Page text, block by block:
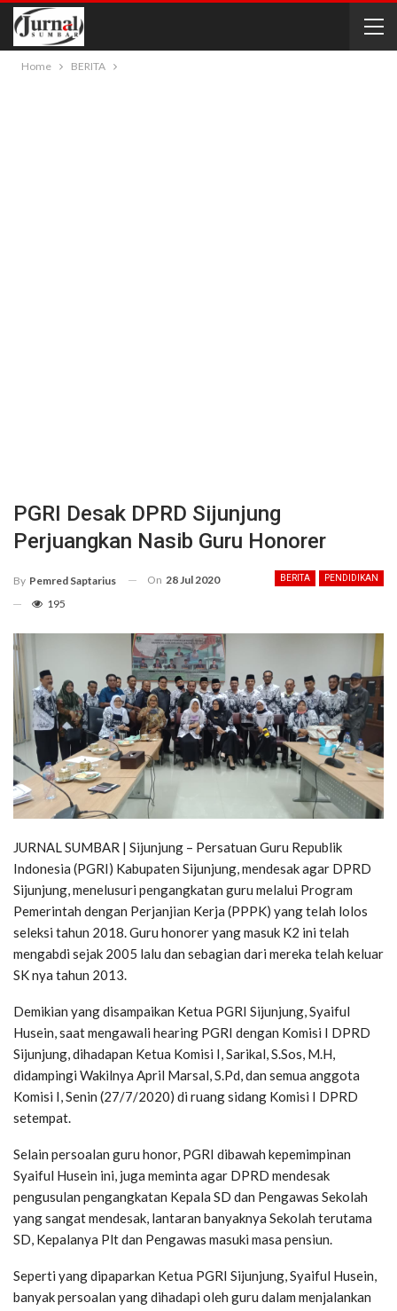
Home BERITA
PGRI Desak DPRD Sijunjung
Perjuangkan Nasib Guru Honorer
BERITA PENDIDIKAN
By Pemred Saptarius On 28 Jul 2020
195
JURNAL SUMBAR | Sijunjung – Persatuan Guru Republik
Indonesia (PGRI) Kabupaten Sijunjung, mendesak agar DPRD
Sijunjung, menelusuri pengangkatan guru melalui Program
Pemerintah dengan Perjanjian Kerja (PPPK) yang telah lolos
seleksi tahun 2018. Guru honorer yang masuk K2 ini telah
mengabdi sejak 2005 lalu dan sebagian dari mereka telah keluar
SK nya tahun 2013.
Demikian yang disampaikan Ketua PGRI Sijunjung, Syaiful
Husein, saat mengawali hearing PGRI dengan Komisi I DPRD
Sijunjung, dihadapan Ketua Komisi I, Sarikal, S.Sos, M.H,
didampingi Wakilnya April Marsal, S.Pd, dan semua anggota
Komisi I, Senin (27/7/2020) di ruang sidang Komisi I DPRD
setempat.
Selain persoalan guru honor, PGRI dibawah kepemimpinan
Syaiful Husein ini, juga meminta agar DPRD mendesak
pengusulan pengangkatan Kepala SD dan Pengawas Sekolah
yang sangat mendesak, lantaran banyaknya Sekolah terutama
SD, Kepalanya Plt dan Pengawas masuki masa pensiun.
Seperti yang dipaparkan Ketua PGRI Sijunjung, Syaiful Husein,
banyak persoalan yang dihadapi oleh guru dalam menjalankan